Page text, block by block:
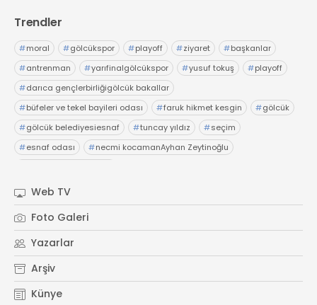
Trendler
#moral #gölcükspor #playoff #ziyaret #başkanlar
#antrenman #yarıfinalgölcükspor #yusuf tokuş #playoff
#darıca gençlerbirliğigölcük bakallar
#büfeler ve tekel bayileri odası #faruk hikmet kesgin #gölcük
#gölcük belediyesiesnaf #tuncay yıldız #seçim
#esnaf odası #necmi kocamanAyhan Zeytinoğlu
Web TV
Foto Galeri
Yazarlar
Arşiv
Künye